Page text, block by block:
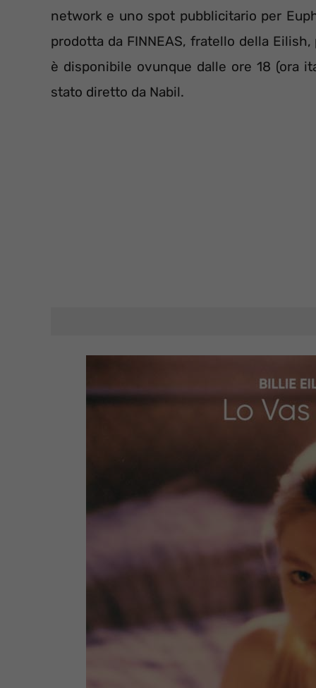
network e uno spot pubblicitario per
prodotta da FINNEAS, fratello della
è disponibile ovunque dalle ore 18 (ora
stato diretto da Nabil.